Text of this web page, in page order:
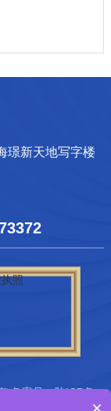
璟新天地写字楼
备案号：陕ICP备